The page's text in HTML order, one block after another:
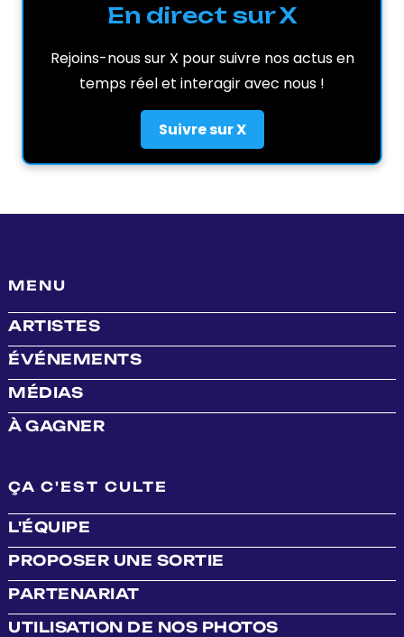
En direct sur X
Rejoins-nous sur X pour suivre nos actus en
temps réel et interagir avec nous !
Suivre sur X
MENU
ARTISTES
ÉVÉNEMENTS
MÉDIAS
À GAGNER
ÇA C'EST CULTE
L'ÉQUIPE
PROPOSER UNE SORTIE
PARTENARIAT
UTILISATION DE NOS PHOTOS